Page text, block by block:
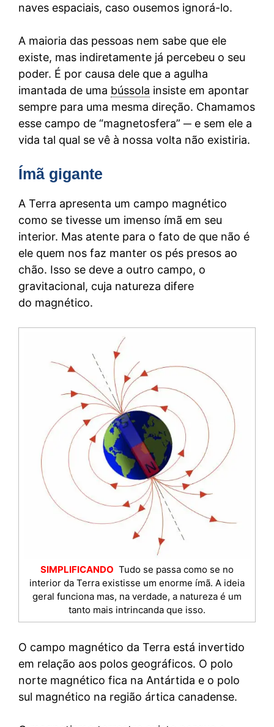
naves espaciais, caso ousemos ignorá-lo.
A maioria das pessoas nem sabe que ele
existe, mas indiretamente já percebeu o seu
poder. É por causa dele que a agulha
imantada de uma bússola insiste em apontar
sempre para uma mesma direção. Chamamos
esse campo de “magnetosfera” ─ e sem ele a
vida tal qual se vê à nossa volta não existiria.
Ímã gigante
A Terra apresenta um campo magnético
como se tivesse um imenso ímã em seu
interior. Mas atente para o fato de que não é
ele quem nos faz manter os pés presos ao
chão. Isso se deve a outro campo, o
gravitacional, cuja natureza difere
do magnético.
SIMPLIFICANDO Tudo se passa como se no
interior da Terra existisse um enorme ímã. A ideia
geral funciona mas, na verdade, a natureza é um
tanto mais intrincanda que isso.
O campo magnético da Terra está invertido
em relação aos polos geográficos. O polo
norte magnético fica na Antártida e o polo
sul magnético na região ártica canadense.